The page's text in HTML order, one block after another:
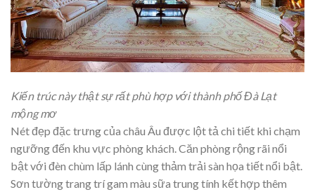
Kiến trúc này thật sự rất phù hợp với thành phố Đà Lạt
mộng mơ
Nét đẹp đặc trưng của châu Âu được lột tả chi tiết khi chạm
ngưỡng đến khu vực phòng khách. Căn phòng rộng rãi nổi
bật với đèn chùm lấp lánh cùng thảm trải sàn họa tiết nổi bật.
Sơn tường trang trí gam màu sữa trung tính kết hợp thêm